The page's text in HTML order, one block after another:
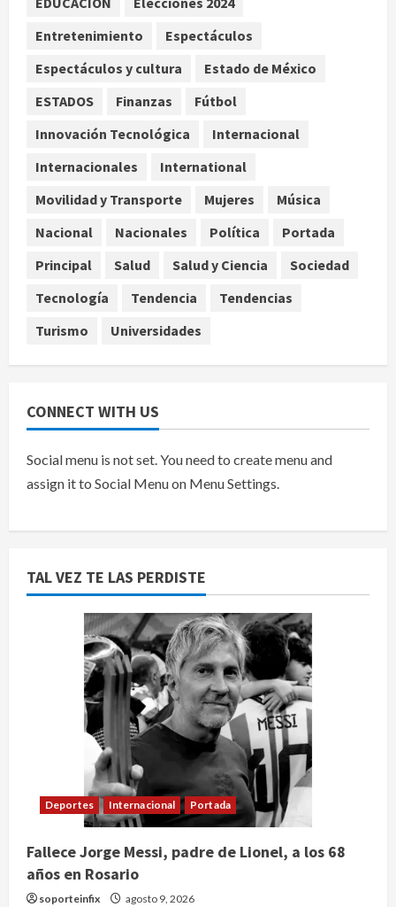
Palacio de los Deportes con su tour
‘Hades: The Sacrifice’
4
Sheinbaum defiende reestructura
de créditos del Infonavit y niega
agosto 9, 2026
Internacional
Colombia respalda soberanía de
TLC
Entretenimiento
Espectáculos
Espectáculos y cultura
Estado de México
ESTADOS
Finanzas
Fútbol
Innovación Tecnológica
Internacional
Internacionales
International
Movilidad y Transporte
Mujeres
Música
Nacional
Nacionales Política
Portada
Principal
Salud Salud y Ciencia
Sociedad
Tecnología
Tendencia
Tendencias
Turismo
Universidades
CONNECT WITH US
Social menu is not set. You need to create menu and
assign it to Social Menu on Menu Settings.
TAL VEZ TE LAS PERDISTE
Deportes Internacional Portada
Fallece Jorge Messi, padre de Lionel, a los 68
años en Rosario
soporteinfix agosto 9, 2026